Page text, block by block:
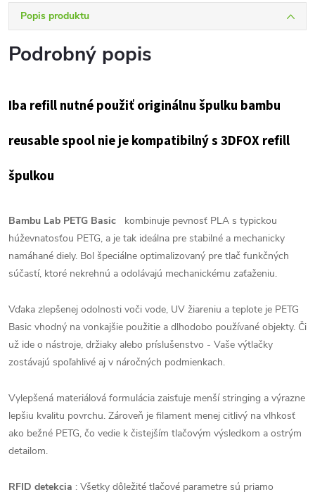
Popis produktu
Podrobný popis
Iba refill nutné použiť originálnu špulku bambu
reusable spoolnie je kompatibilný s 3DFOX refill
špulkou
Bambu Lab PETG Basic
kombinuje pevnosť PLA s typickou
húževnatosťou PETG, a je tak ideálna pre stabilné a mechanicky
namáhané diely. Bol špeciálne optimalizovaný pre tlač funkčných
súčastí, ktoré nekrehnú a odolávajú mechanickému zaťaženiu.
Vďaka zlepšenej odolnosti voči vode, UV žiareniu a teplote je PETG
Basic vhodný na vonkajšie použitie a dlhodobo používané objekty. Či
už ide o nástroje, držiaky alebo príslušenstvo - Vaše výtlačky
zostávajú spoľahlivé aj v náročných podmienkach.
Vylepšená materiálová formulácia zaisťuje menší stringing a výrazne
lepšiu kvalitu povrchu. Zároveň je filament menej citlivý na vlhkosť
ako bežné PETG, čo vedie k čistejším tlačovým výsledkom a ostrým
detailom.
RFID detekcia : Všetky dôležité tlačové parametre sú priamo